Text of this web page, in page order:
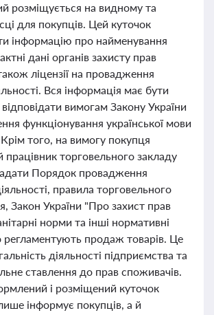
розміщується на видному та
для покупців. Цей куточок
інформацію про найменування
дані органів захисту прав
ліцензії на провадження
Вся інформація має бути
вимогам Закону України
функціонування української мови
того, на вимогу покупця
працівник торговельного закладу
Порядок провадження
правила торговельного
Закон України "Про захист прав
норми та інші нормативні
продаж товарів. Це
діяльності підприємства та
ставлення до прав споживачів.
і розміщений куточок
інформує покупців, а й